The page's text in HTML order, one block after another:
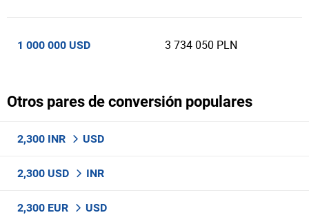
1 000 000 USD 3 734 050 PLN
Otros pares de conversión populares
2,300 INR USD
2,300 USD INR
2,300 EUR USD